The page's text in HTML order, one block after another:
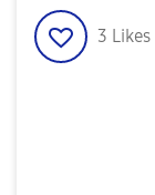
3 Likes